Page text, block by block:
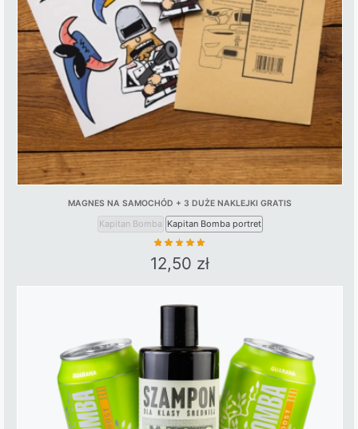
MAGNES NA SAMOCHÓD + 3 DUŻE NAKLEJKI GRATIS
Kapitan Bomba Kapitan Bomba portret
12,50 zł
This
product
multiple
variants.
The
options
may